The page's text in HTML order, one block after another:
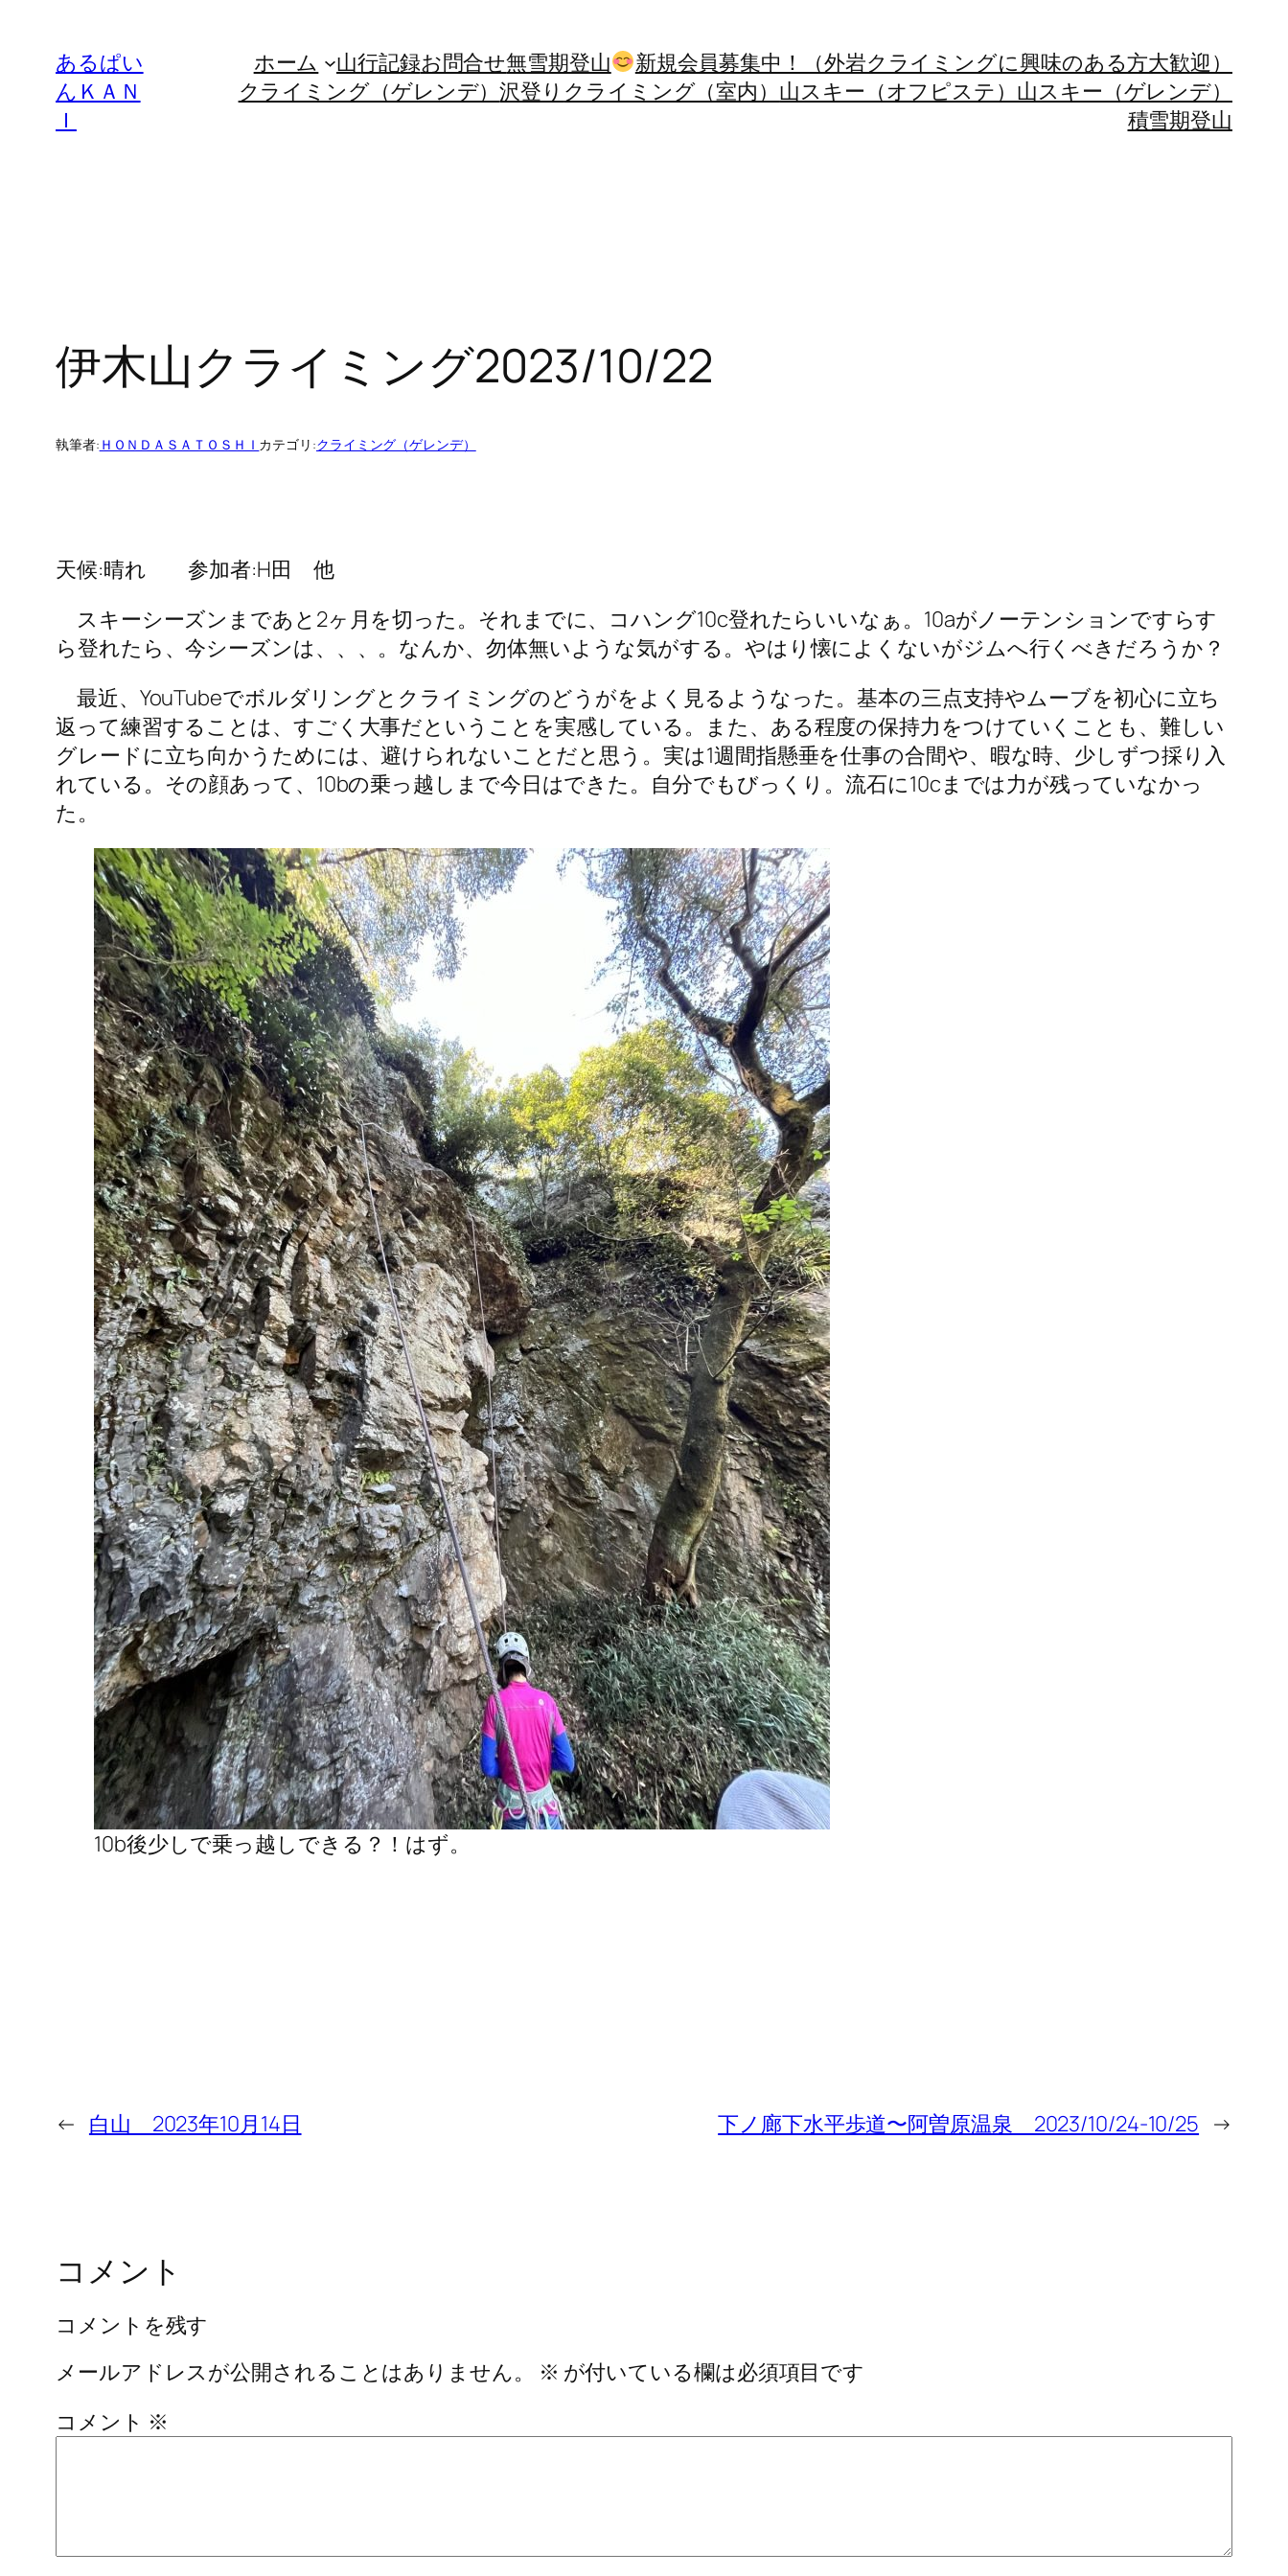
あるぱい
んＫＡＮ
Ｉ
ホーム 山行記録お問合せ無雪期登山
新規会員募集中！（外岩クライミングに興味のある方大歓迎）
クライミング（ゲレンデ）沢登り クライミング（室内） 山スキー（オフピステ） 山スキー（ゲレンデ）
積雪期登山
伊木山クライミング2023/10/22
執筆者: ＨＯＮＤＡＳＡＴＯＳＨＩ カテゴリ:クライミング（ゲレンデ）
天候:晴れ 参加者:H田 他
スキーシーズンまであと2ヶ月を切った。それまでに、コハング10c登れたらいいなぁ。10aがノーテンションですらす
ら登れたら、今シーズンは、、、。なんか、勿体無いような気がする。やはり懐によくないがジムへ行くべきだろうか？
最近、YouTubeでボルダリングとクライミングのどうがをよく見るようなった。基本の三点支持やムーブを初心に立ち
返って練習することは、すごく大事だということを実感している。また、ある程度の保持力をつけていくことも、難しい
グレードに立ち向かうためには、避けられないことだと思う。実は1週間指懸垂を仕事の合間や、暇な時、少しずつ採り入
れている。その顔あって、10bの乗っ越しまで今日はできた。自分でもびっくり。流石に10cまでは力が残っていなかっ
た。
10b後少しで乗っ越しできる？！はず。
← 白山 2023年10月14日 下ノ廊下水平歩道〜阿曽原温泉 2023/10/24-10/25 →
コメント
コメントを残す
メールアドレスが公開されることはありません。
※ が付いている欄は必須項目です
コメント ※